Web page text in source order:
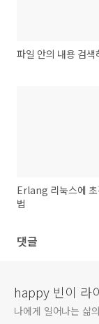
파일 안의 내용 검색
Erlang 리눅스에 초
법
댓글
happy 빈이 라
나에게 일어나는 삶